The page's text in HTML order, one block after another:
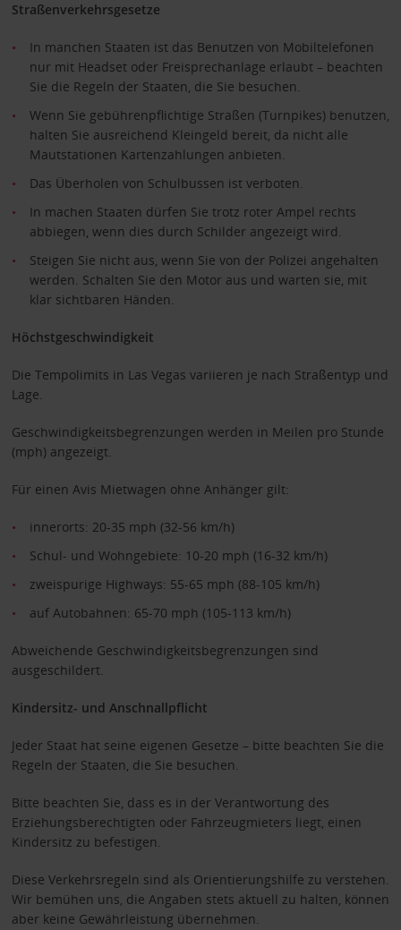
Straßenverkehrsgesetze
In manchen Staaten ist das Benutzen von Mobiltelefonen
nur mit Headset oder Freisprechanlage erlaubt – beachten
Sie die Regeln der Staaten, die Sie besuchen.
Wenn Sie gebührenpflichtige Straßen (Turnpikes) benutzen,
halten Sie ausreichend Kleingeld bereit, da nicht alle
Mautstationen Kartenzahlungen anbieten.
Das Überholen von Schulbussen ist verboten.
In machen Staaten dürfen Sie trotz roter Ampel rechts
abbiegen, wenn dies durch Schilder angezeigt wird.
Steigen Sie nicht aus, wenn Sie von der Polizei angehalten
werden. Schalten Sie den Motor aus und warten sie, mit
klar sichtbaren Händen.
Höchstgeschwindigkeit
Die Tempolimits in Las Vegas variieren je nach Straßentyp und
Lage.
Geschwindigkeitsbegrenzungen werden in Meilen pro Stunde
(mph) angezeigt.
Für einen Avis Mietwagen ohne Anhänger gilt:
innerorts: 20-35 mph (32-56 km/h)
Schul- und Wohngebiete: 10-20 mph (16-32 km/h)
zweispurige Highways: 55-65 mph (88-105 km/h)
auf Autobahnen: 65-70 mph (105-113 km/h)
Abweichende Geschwindigkeitsbegrenzungen sind
ausgeschildert.
Kindersitz- und Anschnallpflicht
Jeder Staat hat seine eigenen Gesetze – bitte beachten Sie die
Regeln der Staaten, die Sie besuchen.
Bitte beachten Sie, dass es in der Verantwortung des
Erziehungsberechtigten oder Fahrzeugmieters liegt, einen
Kindersitz zu befestigen.
Diese Verkehrsregeln sind als Orientierungshilfe zu verstehen.
Wir bemühen uns, die Angaben stets aktuell zu halten, können
aber keine Gewährleistung übernehmen.